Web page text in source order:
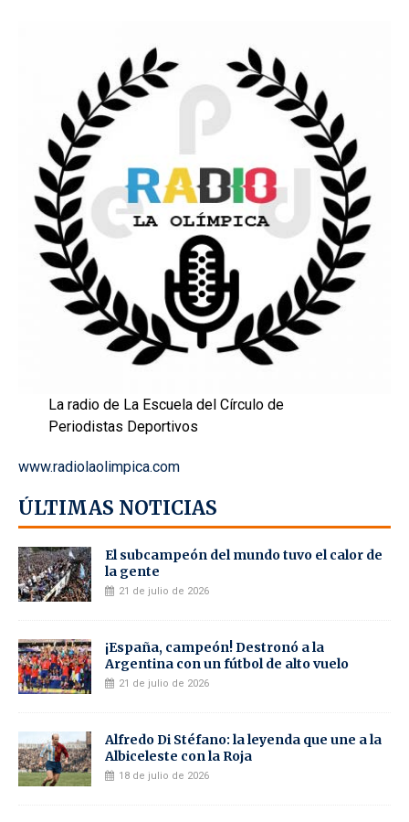
La radio de La Escuela del Círculo de
Periodistas Deportivos
www.radiolaolimpica.com
ÚLTIMAS NOTICIAS
El subcampeón del mundo tuvo el calor de
la gente
21 de julio de 2026
¡España, campeón! Destronó a la
Argentina con un fútbol de alto vuelo
21 de julio de 2026
Alfredo Di Stéfano: la leyenda que une a la
Albiceleste con la Roja
18 de julio de 2026